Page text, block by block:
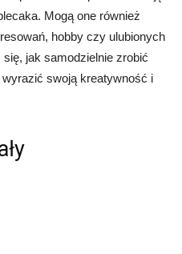
Mogą one również
hobby czy ulubionych
jak samodzielnie zrobić
wyrazić swoją kreatywność i